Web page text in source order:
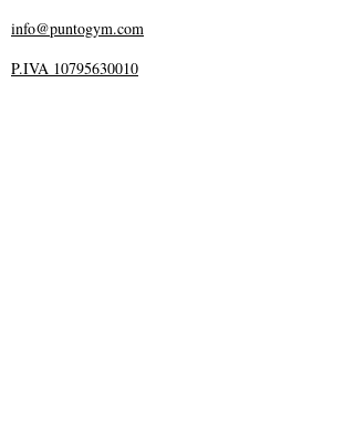
info@puntogym.com
P.IVA 10795630010